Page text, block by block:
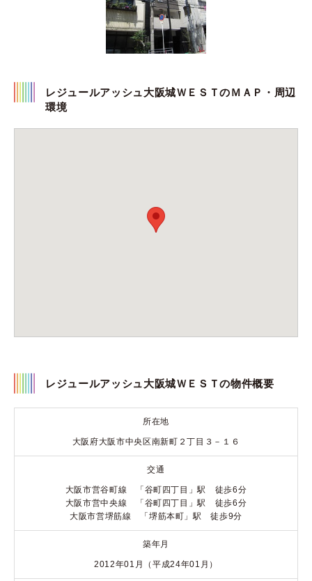
レジュールアッシュ大阪城ＷＥＳＴのＭＡＰ・周辺
環境
レジュールアッシュ大阪城ＷＥＳＴの物件概要
所在地
大阪府大阪市中央区南新町２丁目３－１６
交通
大阪市営谷町線 「谷町四丁目」駅 徒歩6分
大阪市営中央線 「谷町四丁目」駅 徒歩6分
大阪市営堺筋線 「堺筋本町」駅 徒歩9分
築年月
2012年01月（平成24年01月）